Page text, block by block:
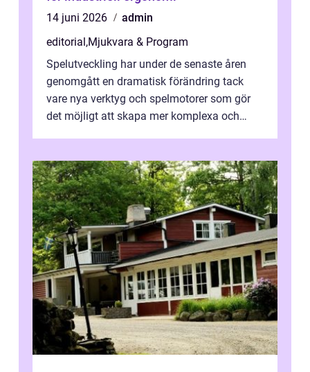
14 juni 2026
admin
editorial,Mjukvara & Program
Spelutveckling har under de senaste åren
genomgått en dramatisk förändring tack
vare nya verktyg och spelmotorer som gör
det möjligt att skapa mer komplexa och